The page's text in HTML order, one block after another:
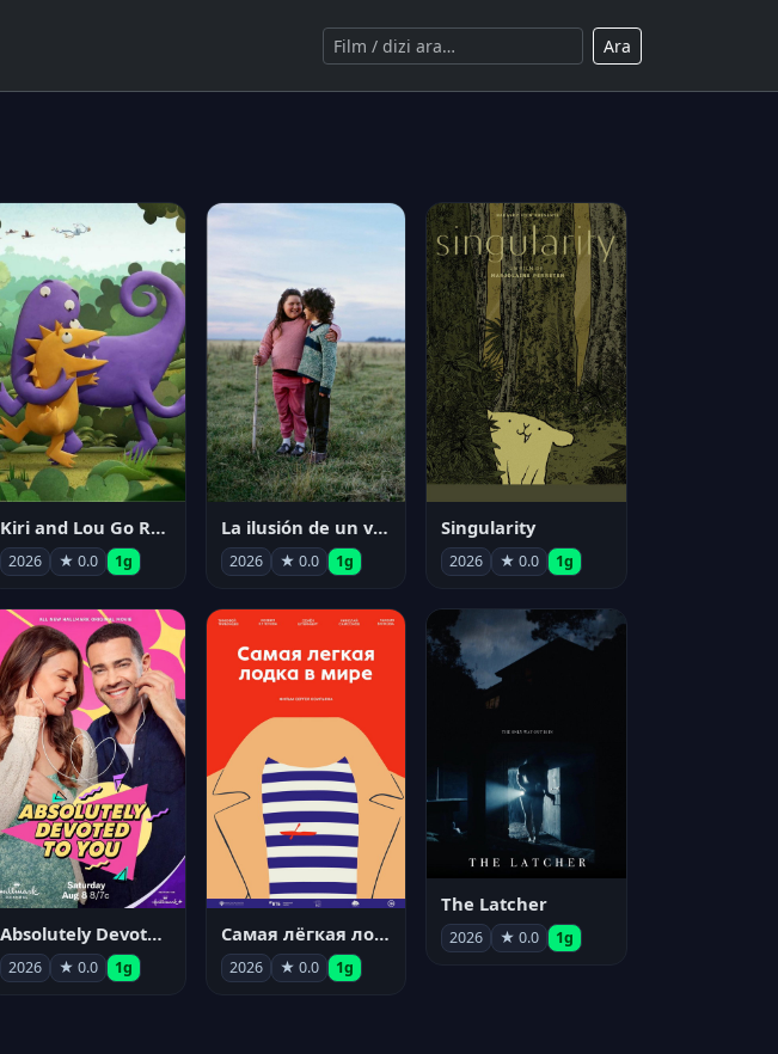
Ara
Kiri and Lou Go Raaa!
2026 ★ 0.0 1g
La ilusión de un verano sin fin
2026 ★ 0.0 1g
Singularity
2026 ★ 0.0 1g
Absolutely Devoted to You
2026 ★ 0.0 1g
Самая лёгкая лодка в мире
2026 ★ 0.0 1g
The Latcher
2026 ★ 0.0 1g